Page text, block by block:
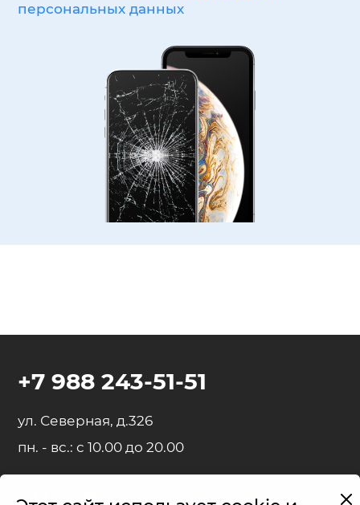
персональных данных
ул. Северная, д.326
пн. - вс.: с 10.00 до 20.00
+7 988 243-51-51